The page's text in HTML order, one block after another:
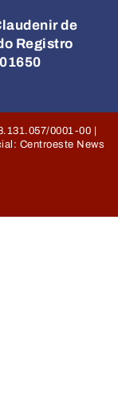
de
Registro
0001-00 |
Centroeste News